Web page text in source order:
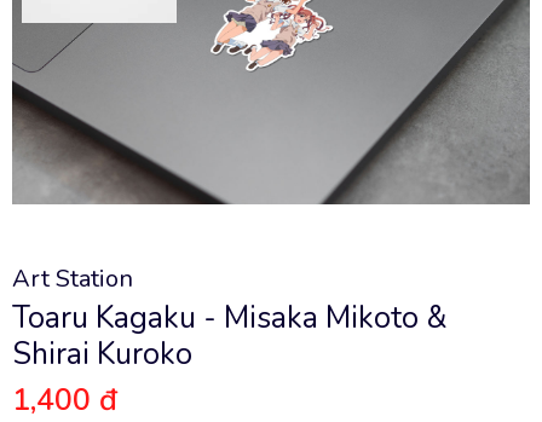
Art Station
Toaru Kagaku - Misaka Mikoto &
Shirai Kuroko
1,400 đ